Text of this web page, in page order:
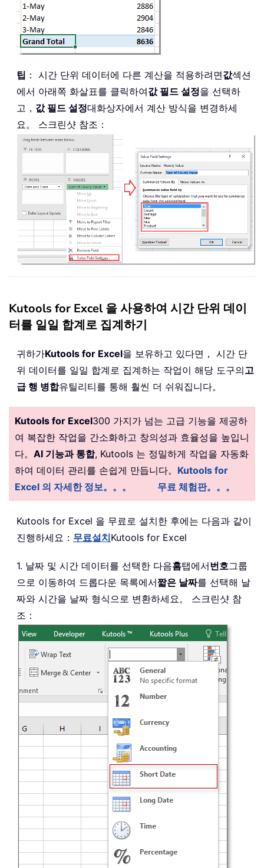
팁 ： 시간 단위 데이터에 다른 계산을 적용하려면값섹션
에서 아래쪽 화살표를 클릭하여값 필드 설정을 선택하
고， 값 필드 설정대화상자에서 계산 방식을 변경하세
요。 스크린샷 참조：
Kutools for Excel 을 사용하여 시간 단위 데이
터를 일일 합계로 집계하기
귀하가Kutools for Excel을 보유하고 있다면， 시간 단
위 데이터를 일일 합계로 집계하는 작업이 해당 도구의고
급 행 병합유틸리티를 통해 훨씬 더 쉬워집니다。
Kutools for Excel300 가지가 넘는 고급 기능을 제공하
여 복잡한 작업을 간소화하고 창의성과 효율성을 높입니
다。 AI 기능과 통합, Kutools 는 정밀하게 작업을 자동화
하여 데이터 관리를 손쉽게 만듭니다。 Kutools for
Excel 의 자세한 정보。。。
무료 체험판。。。
Kutools for Excel 을 무료로 설치한 후에는 다음과 같이
진행하세요： 무료설치Kutools for Excel
1. 날짜 및 시간 데이터를 선택한 다음홈탭에서번호그룹
으로 이동하여 드롭다운 목록에서짧은 날짜를 선택해 날
짜와 시간을 날짜 형식으로 변환하세요。 스크린샷 참
조：